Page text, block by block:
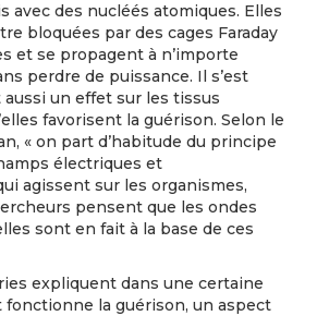
avec des nucléés atomiques. Elles
bloquées par des cages Faraday
et se propagent à n’importe
perdre de puissance. Il s’est
aussi un effet sur les tissus
favorisent la guérison. Selon le
« on part d’habitude du principe
électriques et
agissent sur les organismes,
pensent que les ondes
sont en fait à la base de ces
expliquent dans une certaine
fonctionne la guérison, un aspect